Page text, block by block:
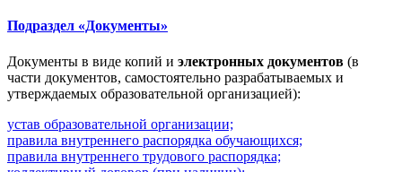
Подраздел «Документы»
Документы в виде копий и электронных документов (в
части документов, самостоятельно разрабатываемых и
утверждаемых образовательной организацией):
устав образовательной организации;
правила внутреннего распорядка обучающихся;
правила внутреннего трудового распорядка;